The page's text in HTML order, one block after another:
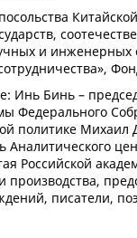
и
Бинь –
Федерального
политике Михаил
Российской
производства,
писатели,